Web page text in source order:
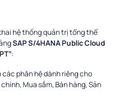
hệ thống quản trị tổng thể
SAP S/4HANA Public Cloud
:
các phân hệ dành riêng cho
Mua sắm, Bán hàng, Sản